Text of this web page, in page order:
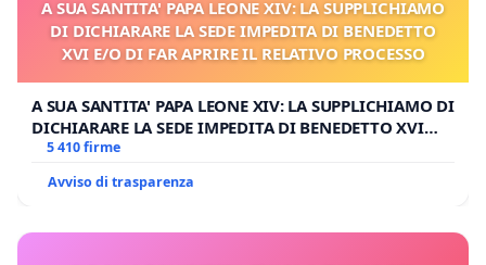
A SUA SANTITA' PAPA LEONE XIV: LA SUPPLICHIAMO
DI DICHIARARE LA SEDE IMPEDITA DI BENEDETTO
XVI E/O DI FAR APRIRE IL RELATIVO PROCESSO
A SUA SANTITA' PAPA LEONE XIV: LA SUPPLICHIAMO DI
DICHIARARE LA SEDE IMPEDITA DI BENEDETTO XVI
E/O DI FAR APRIRE IL RELATIVO PROCESSO
5 410 firme
Avviso di trasparenza